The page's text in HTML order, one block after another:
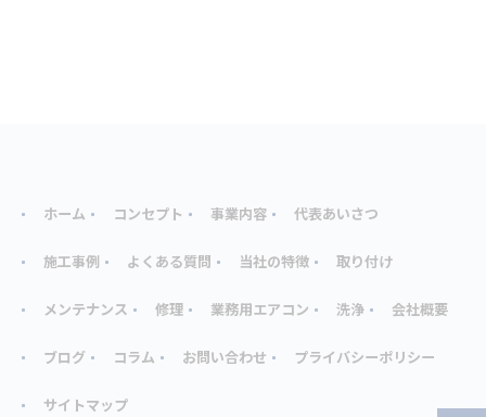
ホーム コンセプト 事業内容 代表あいさつ
施工事例 よくある質問 当社の特徴 取り付け
メンテナンス 修理 業務用エアコン 洗浄 会社概要
ブログ コラム お問い合わせ プライバシーポリシー
サイトマップ